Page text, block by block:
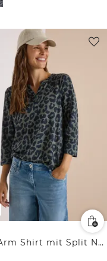
3/4-Arm Shirt mit Split Neck und Leo-Muster